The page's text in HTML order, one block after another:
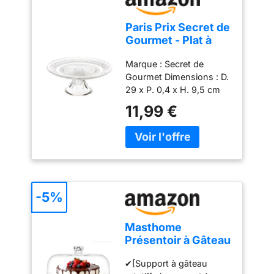
Paris Prix Secret de
Gourmet - Plat à
Renaissance 29cm
Transparent
Marque : Secret de
Gourmet Dimensions : D.
29 x P. 0,4 x H. 9,5 cm
Transparent
11,99 €
Masthome
Présentoir à Gâteau
Couvercle, 6in1
✔[Support à gâteau
-5%